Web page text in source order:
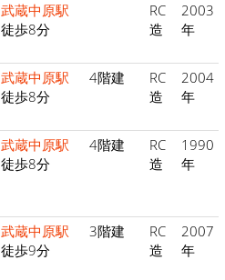
武蔵中原駅
徒歩8分
RC
造
2003
年
武蔵中原駅
徒歩8分
4階建
RC
造
2004
年
武蔵中原駅
徒歩8分
4階建
RC
造
1990
年
武蔵中原駅
徒歩9分
3階建
RC
造
2007
年